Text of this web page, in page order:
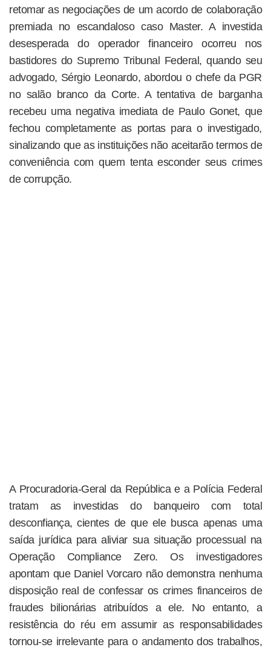
retomar as negociações de um acordo de colaboração
premiada no escandaloso caso Master. A investida
desesperada do operador financeiro ocorreu nos
bastidores do Supremo Tribunal Federal, quando seu
advogado, Sérgio Leonardo, abordou o chefe da PGR
no salão branco da Corte. A tentativa de barganha
recebeu uma negativa imediata de Paulo Gonet, que
fechou completamente as portas para o investigado,
sinalizando que as instituições não aceitarão termos de
conveniência com quem tenta esconder seus crimes
de corrupção.
A Procuradoria-Geral da República e a Polícia Federal
tratam as investidas do banqueiro com total
desconfiança, cientes de que ele busca apenas uma
saída jurídica para aliviar sua situação processual na
Operação Compliance Zero. Os investigadores
apontam que Daniel Vorcaro não demonstra nenhuma
disposição real de confessar os crimes financeiros de
fraudes bilionárias atribuídos a ele. No entanto, a
resistência do réu em assumir as responsabilidades
tornou-se irrelevante para o andamento dos trabalhos,